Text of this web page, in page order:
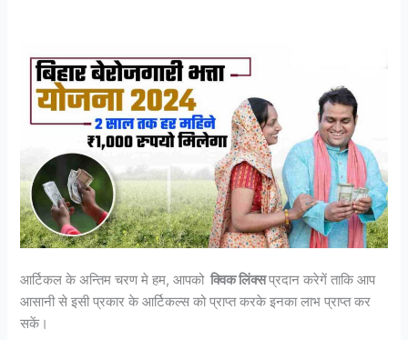
आर्टिकल के अन्तिम चरण मे हम, आपको क्विक लिंक्सप्रदान करेगें ताकि आप
आसानी से इसी प्रकार के आर्टिकल्स को प्राप्त करके इनका लाभ प्राप्त कर
सकें।